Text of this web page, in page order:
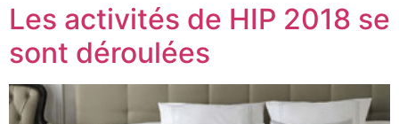
Les activités de HIP 2018 se
sont déroulées